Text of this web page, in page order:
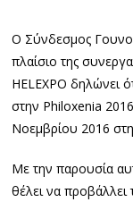
Ο Σύνδεσμος
πλαίσιο της
HELEXPO δηλώνει
στην Philoxenia
Νοεμβρίου 2016
Με την παρουσία
θέλει να προβάλλει